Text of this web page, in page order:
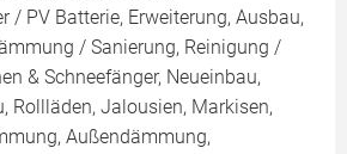
/ PV Batterie, Erweiterung, Ausbau,
/ Sanierung, Reinigung /
& Schneefänger, Neueinbau,
Rollläden, Jalousien, Markisen,
Außendämmung,